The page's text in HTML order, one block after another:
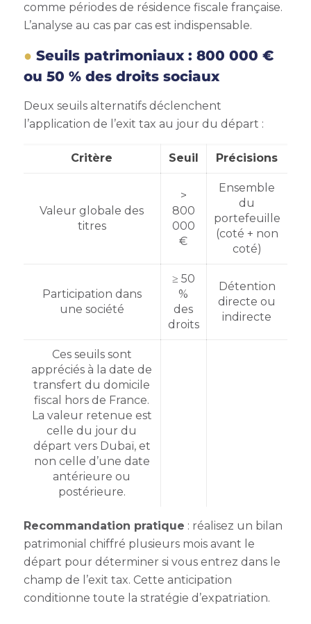
comme périodes de résidence fiscale française.
L’analyse au cas par cas est indispensable.
Seuils patrimoniaux : 800 000 €
ou 50 % des droits sociaux
Deux seuils alternatifs déclenchent
l’application de l’exit tax au jour du départ :
Critère Seuil Précisions
Valeur globale des
titres
>
800
000
€
Ensemble
du
portefeuille
(coté + non
coté)
Participation dans
une société
≥ 50
%
des
droits
Détention
directe ou
indirecte
Ces seuils sont
appréciés à la date de
transfert du domicile
fiscal hors de France.
La valeur retenue est
celle du jour du
départ vers Dubaï, et
non celle d’une date
antérieure ou
postérieure.
Recommandation pratique : réalisez un bilan
patrimonial chiffré plusieurs mois avant le
départ pour déterminer si vous entrez dans le
champ de l’exit tax. Cette anticipation
conditionne toute la stratégie d’expatriation.